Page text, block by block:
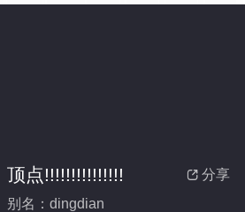
 分享
顶点!!!!!!!!!!!!!!!
别名：dingdian